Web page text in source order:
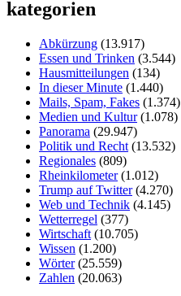
kategorien
Abkürzung (13.917)
Essen und Trinken (3.544)
Hausmitteilungen (134)
In dieser Minute (1.440)
Mails, Spam, Fakes (1.374)
Medien und Kultur(1.078)
Panorama (29.947)
Politik und Recht (13.532)
Regionales (809)
Rheinkilometer(1.012)
Trump auf Twitter(4.270)
Web und Technik (4.145)
Wetterregel (377)
Wirtschaft (10.705)
Wissen (1.200)
Wörter(25.559)
Zahlen (20.063)